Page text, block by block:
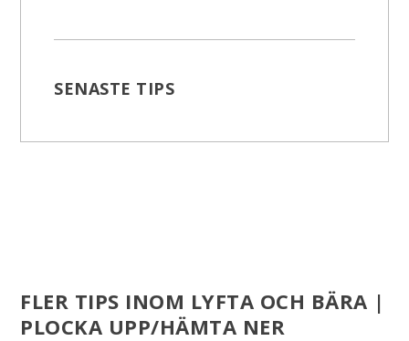
SENASTE TIPS
FLER TIPS INOM LYFTA OCH BÄRA |
PLOCKA UPP/HÄMTA NER